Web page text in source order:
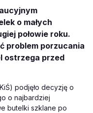
o małych
połowie roku.
problem porzucania
ostrzega przed
podjęło decyzję o
o najbardziej
butelki szklane po